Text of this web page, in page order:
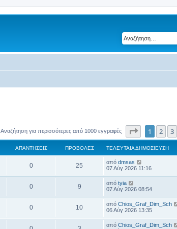
Αναζήτηση για περισσότερες από 1000 εγγραφές Σελίδα1 από
1 2 3
ΑΠΑΝΤΉΣΕΙΣ ΠΡΟΒΟΛΈΣ ΤΕΛΕΥΤΑΊΑ ΔΗΜΟΣΊΕΥΣΗ
0Α
π
ν
τ
25
ρ
ο
Τ
ε
υ
τ
α
ί
α
δ
η
από dmsas
07 Αύγ 2026 11:16
0Α
π
ν
9Π
ρ
β
Τ
ε
υ
τ
α
ί
από tyia
07 Αύγ 2026 08:54
0Α
π
10Π
ρ
Τ
ε
υ
από Chios_Graf_Dim_Sch
06 Αύγ 2026 13:35
Τ
από Chios_Graf_Dim_Sch